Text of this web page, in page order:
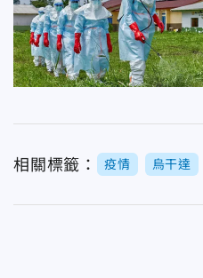
相關標籤： 疫情 烏干達